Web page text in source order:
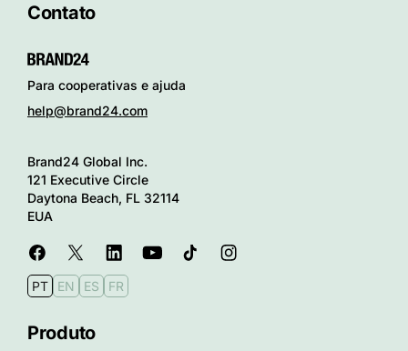
Contato
Para cooperativas e ajuda
help@brand24.com
Brand24 Global Inc.
121 Executive Circle
Daytona Beach, FL 32114
EUA
PT EN ES FR
Produto